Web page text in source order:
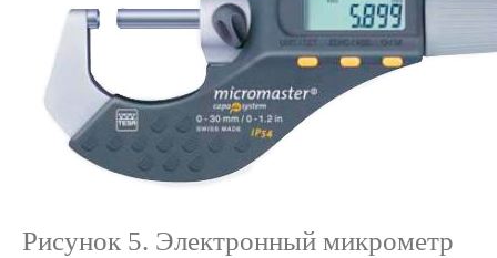
Рисунок 5. Электронный микрометр